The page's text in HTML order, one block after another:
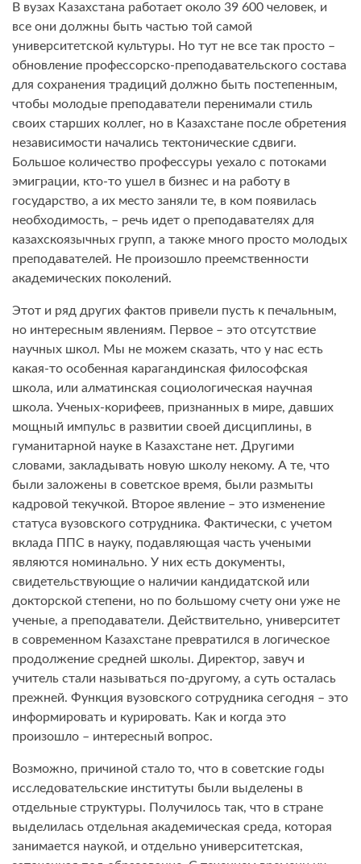
В вузах Казахстана работает около 39 600 человек, и
все они должны быть частью той самой
университетской культуры. Но тут не все так просто –
обновление профессорско-преподавательского состава
для сохранения традиций должно быть постепенным,
чтобы молодые преподаватели перенимали стиль
своих старших коллег, но в Казахстане после обретения
независимости начались тектонические сдвиги.
Большое количество профессуры уехало с потоками
эмиграции, кто-то ушел в бизнес и на работу в
государство, а их место заняли те, в ком появилась
необходимость, – речь идет о преподавателях для
казахскоязычных групп, а также много просто молодых
преподавателей. Не произошло преемственности
академических поколений.
Этот и ряд других фактов привели пусть к печальным,
но интересным явлениям. Первое – это отсутствие
научных школ. Мы не можем сказать, что у нас есть
какая-то особенная карагандинская философская
школа, или алматинская социологическая научная
школа. Ученых-корифеев, признанных в мире, давших
мощный импульс в развитии своей дисциплины, в
гуманитарной науке в Казахстане нет. Другими
словами, закладывать новую школу некому. А те, что
были заложены в советское время, были размыты
кадровой текучкой. Второе явление – это изменение
статуса вузовского сотрудника. Фактически, с учетом
вклада ППС в науку, подавляющая часть учеными
являются номинально. У них есть документы,
свидетельствующие о наличии кандидатской или
докторской степени, но по большому счету они уже не
ученые, а преподаватели. Действительно, университет
в современном Казахстане превратился в логическое
продолжение средней школы. Директор, завуч и
учитель стали называться по-другому, а суть осталась
прежней. Функция вузовского сотрудника сегодня – это
информировать и курировать. Как и когда это
произошло – интересный вопрос.
Возможно, причиной стало то, что в советские годы
исследовательские институты были выделены в
отдельные структуры. Получилось так, что в стране
выделилась отдельная академическая среда, которая
занимается наукой, и отдельно университетская,